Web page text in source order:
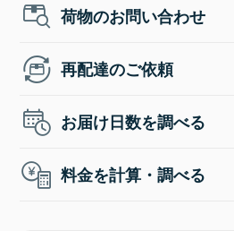
荷物のお問い合わせ
再配達のご依頼
お届け日数を調べる
料金を計算・調べる